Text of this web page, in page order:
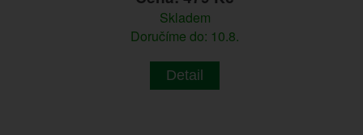
Skladem
Doručíme do: 10.8.
Detail